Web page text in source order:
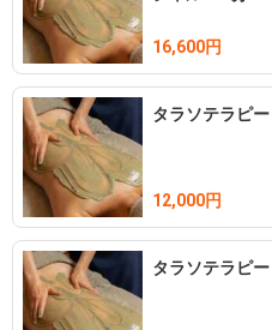
16,600円
タラソテラピ
12,000円
タラソテラピ